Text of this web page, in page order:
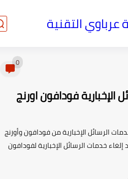
التقنية
فودافون اورنج
الرسائل الإخبارية من فودافون وأورنج
خدمات الرسائل الإخبارية لفودافون